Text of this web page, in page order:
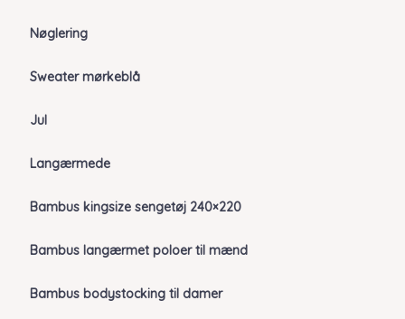
Nøglering
Sweater mørkeblå
Jul
Langærmede
Bambus kingsize sengetøj 240×220
Bambus langærmet poloer til mænd
Bambus bodystocking til damer